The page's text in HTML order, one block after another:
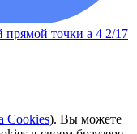
прямой точки а 4 2/17
Cookies). Вы можете